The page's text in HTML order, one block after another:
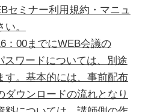
セミナー利用規約・マニュ
。
00までにWEB会議の
スワードについては、別途
す。基本的には、事前配布
ダウンロードの流れとなり